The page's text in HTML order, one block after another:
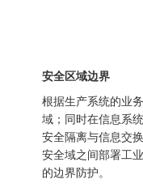
安全区域边界
根据生产系统的业
域；同时在信息系
安全隔离与信息交
安全域之间部署工
的边界防护。